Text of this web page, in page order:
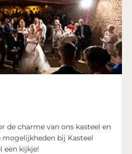
de charme van ons kasteel en
bij Kasteel
een kijkje!